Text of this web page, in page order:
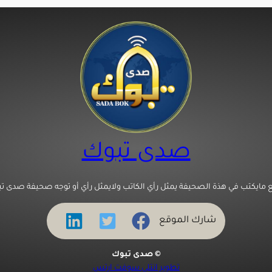
صدى تبوك
مايكتب في هذة الصحيفة يمثل رأي الكاتب ولايمثل رأي أو توجه صحيفة صدى
شارك الموقع
© صدى تبوك
تطوير انتلي سوفت ارتس